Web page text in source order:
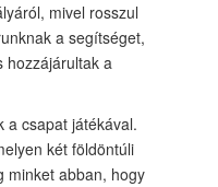
mivel rosszul
a segítséget,
hozzájárultak a
a csapat játékával.
két földöntúli
minket abban, hogy